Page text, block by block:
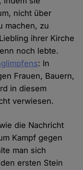
nicht über
machen, zu
ihrer Kirche
noch lebte.
: In
Frauen, Bauern,
in diesem
verwiesen.
die Nachricht
Kampf gegen
man sich
ersten Stein